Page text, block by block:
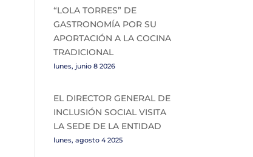
“LOLA TORRES” DE
GASTRONOMÍA POR SU
APORTACIÓN A LA COCINA
TRADICIONAL
lunes, junio 8 2026
EL DIRECTOR GENERAL DE
INCLUSIÓN SOCIAL VISITA
LA SEDE DE LA ENTIDAD
lunes, agosto 4 2025